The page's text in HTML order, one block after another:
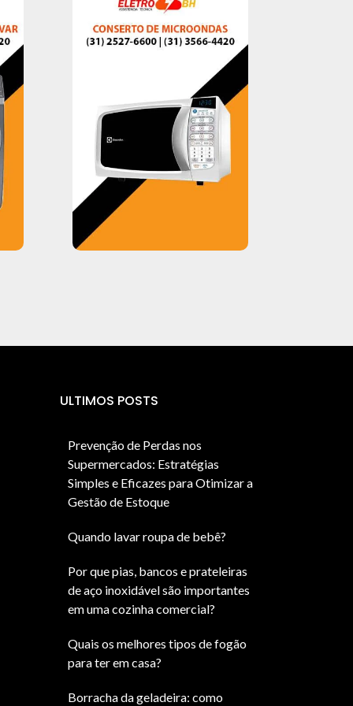
ULTIMOS POSTS
Prevenção de Perdas nos
Supermercados: Estratégias
Simples e Eficazes para Otimizar a
Gestão de Estoque
Quando lavar roupa de bebê?
Por que pias, bancos e prateleiras
de aço inoxidável são importantes
em uma cozinha comercial?
Quais os melhores tipos de fogão
para ter em casa?
Borracha da geladeira: como